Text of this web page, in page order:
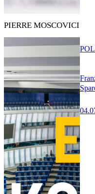
PIERRE MOSCOVICI